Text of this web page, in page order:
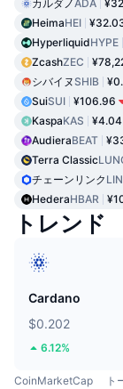
カルダノADA
HeimaHEI
HyperliquidHYPE
ZcashZEC
シバイヌ SHIB
SuiSUI ¥106.96
KaspaKAS ¥4.04
AudieraBEAT
Terra Classic
チェーンリンク
HederaHBAR
トレンド
Cardano
$0.202
6.12%
CoinMarketCap ト